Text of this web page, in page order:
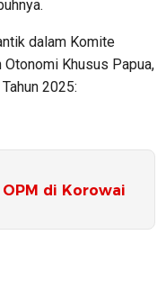
dalam Komite
Khusus Papua,
2025:
di Korowai